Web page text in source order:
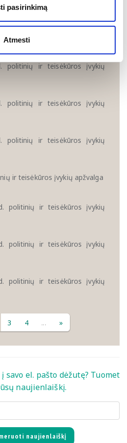
pasirinkimą
Atmesti
ir teisėkūros įvykių apžvalga
politinių ir teisėkūros įvykių
politinių ir teisėkūros įvykių
politinių ir teisėkūros įvykių
ir teisėkūros įvykių apžvalga
politinių ir teisėkūros įvykių
politinių ir teisėkūros įvykių
politinių ir teisėkūros įvykių
3 4 ... »
savo el. pašto dėžutę? Tuomet
naujienlaiškį.
naujienlaiškį